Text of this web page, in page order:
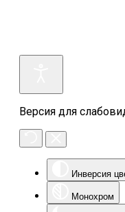
Версия для
Инверсия
Монохром